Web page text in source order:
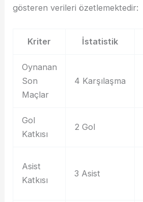
gösteren verileri özetlemektedir:
Kriter İstatistik
Oynanan
Son
Maçlar
4 Karşılaşma
Gol
Katkısı
2 Gol
Asist
Katkısı
3 Asist